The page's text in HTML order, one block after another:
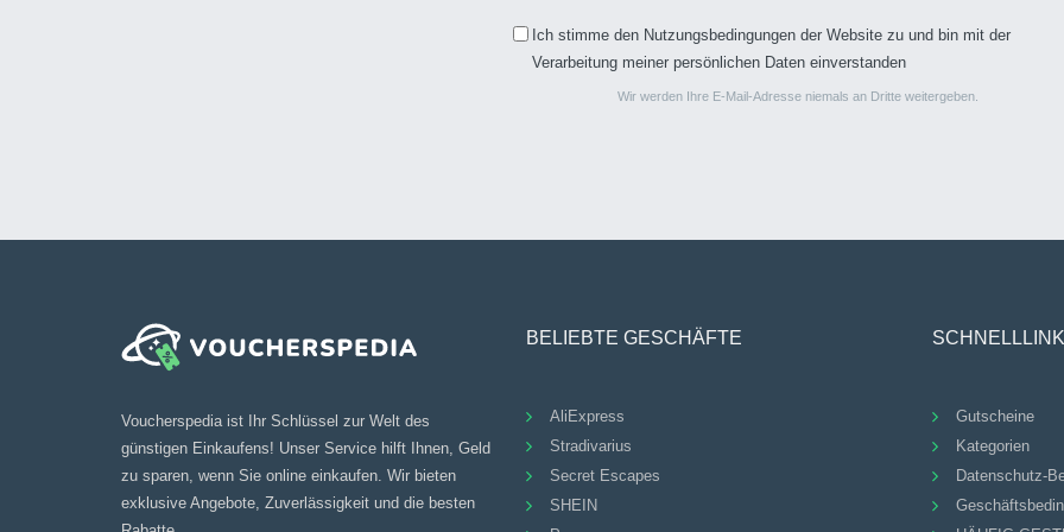
Ich stimme den Nutzungsbedingungen der Website zu und bin mit der
Verarbeitung meiner persönlichen Daten einverstanden
Wir werden Ihre E-Mail-Adresse niemals an Dritte weitergeben.
Voucherspedia ist Ihr Schlüssel zur Welt des
günstigen Einkaufens! Unser Service hilft Ihnen, Geld
zu sparen, wenn Sie online einkaufen. Wir bieten
exklusive Angebote, Zuverlässigkeit und die besten
BELIEBTE GESCHÄFTE
AliExpress
Stradivarius
Secret Escapes
SHEIN
Gutscheine
Kategorien
Datenschutz-